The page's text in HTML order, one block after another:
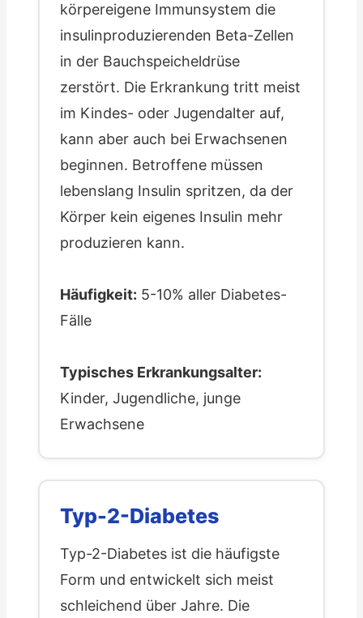
körpereigene Immunsystem die
insulinproduzierenden Beta-Zellen
in der Bauchspeicheldrüse
zerstört. Die Erkrankung tritt meist
im Kindes- oder Jugendalter auf,
kann aber auch bei Erwachsenen
beginnen. Betroffene müssen
lebenslang Insulin spritzen, da der
Körper kein eigenes Insulin mehr
produzieren kann.
Häufigkeit: 5-10% aller Diabetes-
Fälle
Typisches Erkrankungsalter:
Kinder, Jugendliche, junge
Erwachsene
Typ-2-Diabetes
Typ-2-Diabetes ist die häufigste
Form und entwickelt sich meist
schleichend über Jahre. Die